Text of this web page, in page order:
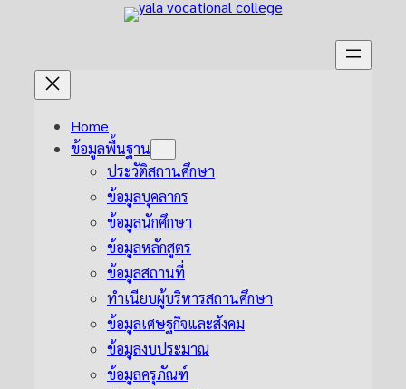
Home
ข้อมูลพื้นฐาน
ประวัติสถานศึกษา
ข้อมูลบุคลากร
ข้อมูลนักศึกษา
ข้อมูลหลักสูตร
ข้อมูลสถานที่
ทำเนียบผู้บริหารสถานศึกษา
ข้อมูลเศษฐกิจและสังคม
ข้อมูลงบประมาณ
ข้อมูลครุภัณฑ์